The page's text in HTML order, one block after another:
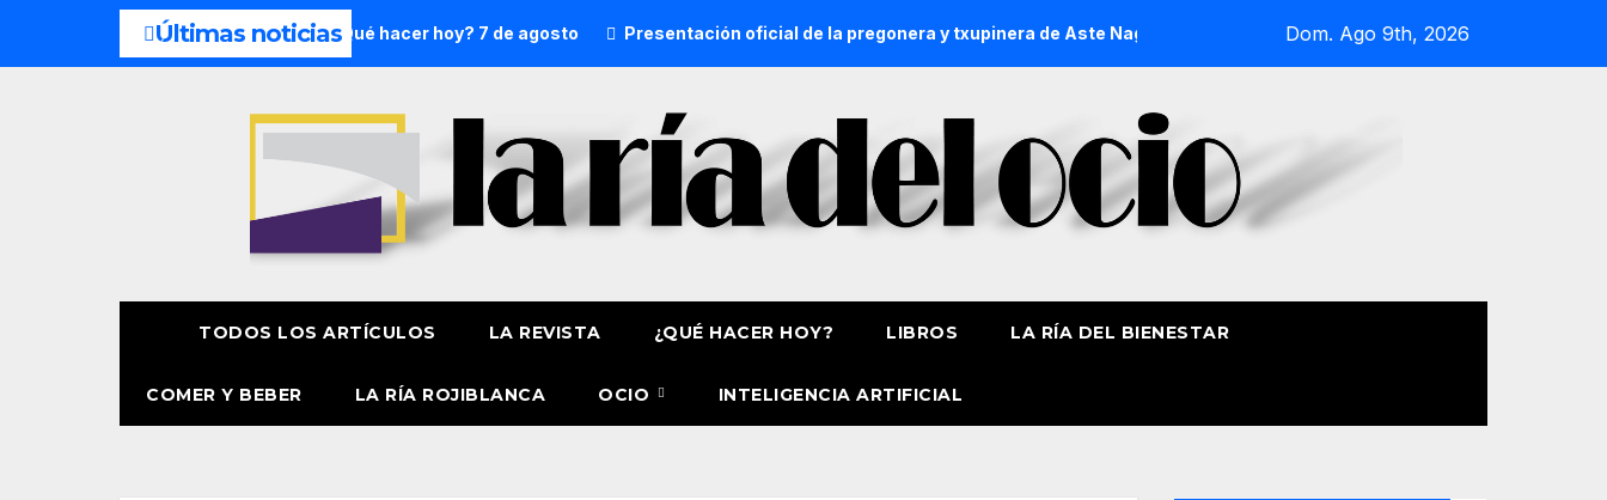
Últimas noticias
8 y 9 de agosto ¿Qué hacer hoy? 7 de agosto Presentación oficial de la pregonera y txupinera de Aste Nagusia 2026 La Procesión Náutica de la Amatxu de
Dom. Ago 9th, 2026
TODOS LOS ARTÍCULOS LA REVISTA ¿QUÉ HACER HOY? LIBROS LA RÍA DEL BIENESTAR
COMER Y BEBER LA RÍA ROJIBLANCA OCIO INTELIGENCIA ARTIFICIAL